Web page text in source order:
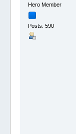
Hero Member
Posts: 590